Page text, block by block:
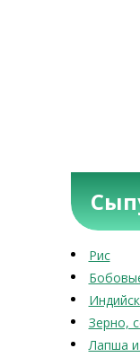
Рис
Зерно,
Лапша